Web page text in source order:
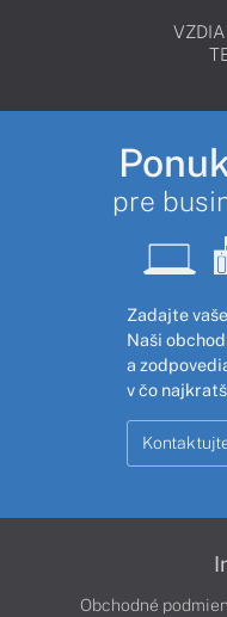
pre
Zadajte
Naši
a
v čo
Obchodné